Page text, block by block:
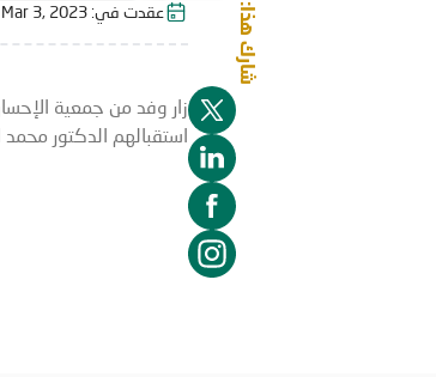
شارك هذا: عقدت في: Mar 3, 2023
زار وفد من جمعية
استقبالهم الدكتور